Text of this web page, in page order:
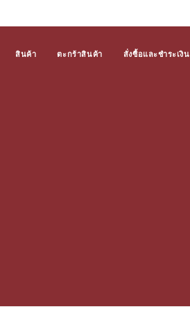
สินค้า ตะกร้าสินค้า สั่งซื้อและชำระเงิน